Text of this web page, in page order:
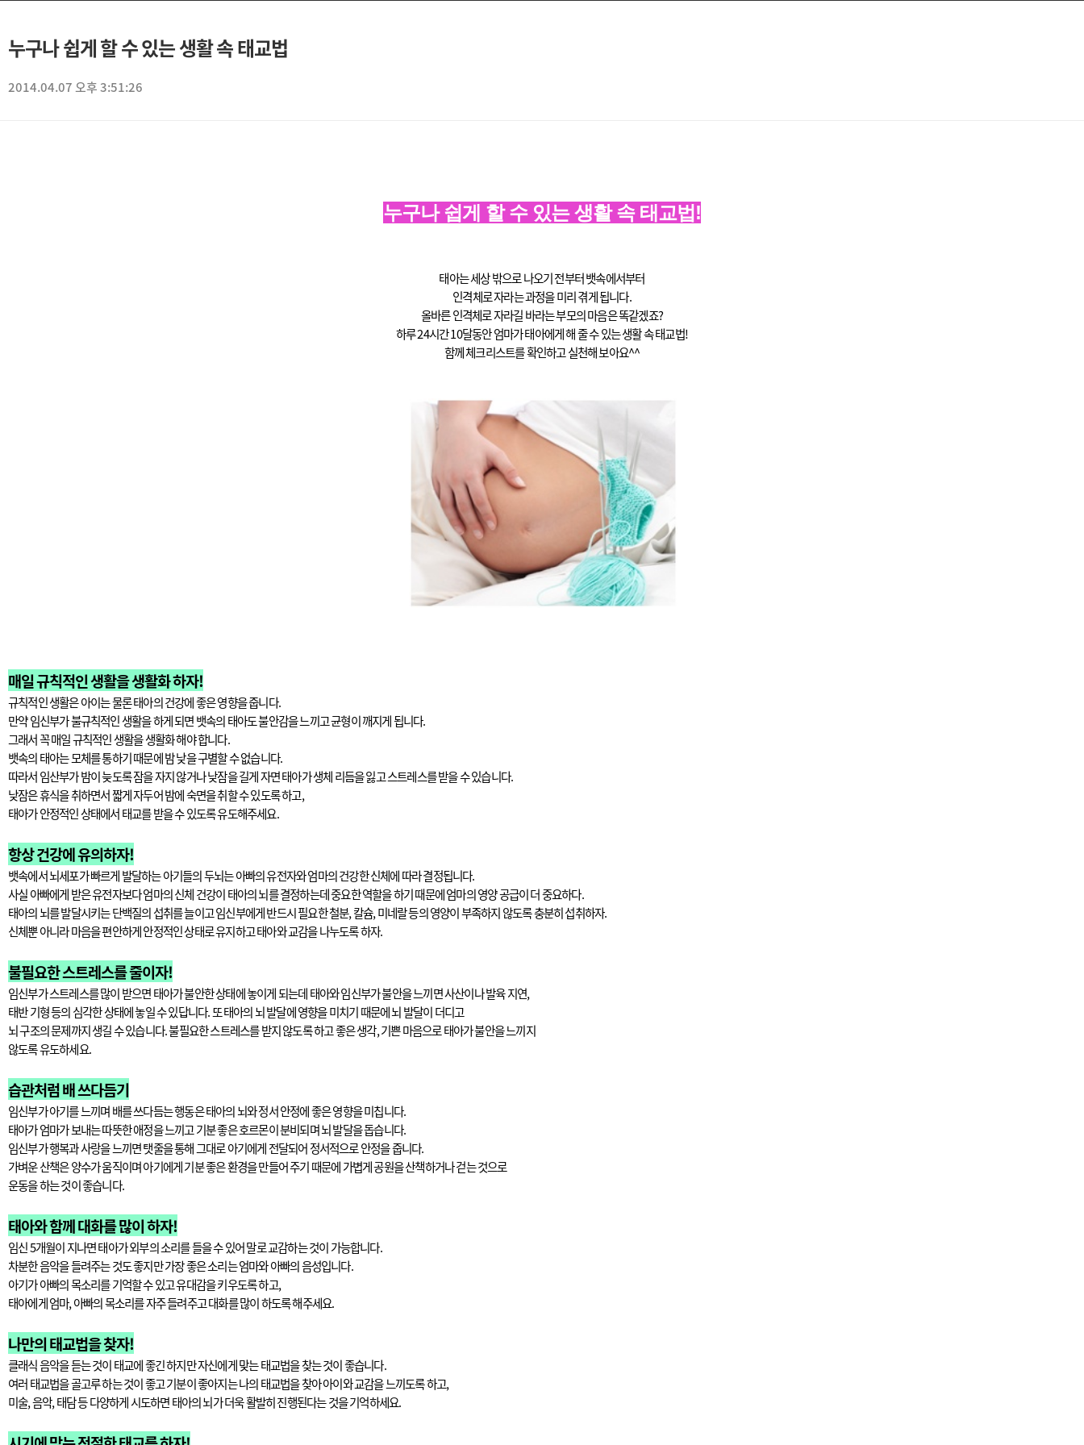
누구나 쉽게 할 수 있는 생활 속 태교법
2014.04.07 오후 3:51:26
누구나 쉽게 할 수 있는 생활 속 태교법!
태아는 세상 밖으로 나오기 전부터뱃속에서부터
인격체로 자라는 과정을 미리 겪게 됩니다.
올바른 인격체로 자라길 바라는 부모의 마음은 똑같겠죠?
하루 24시간 10달동안 엄마가 태아에게 해 줄 수 있는 생활 속 태교법!
함께 체크리스트를 확인하고 실천해 보아요^^
매일 규칙적인 생활을 생활화 하자!
규칙적인 생활은 아이는 물론 태아의 건강에 좋은 영향을 줍니다.
만약 임신부가 불규칙적인 생활을 하게 되면 뱃속의 태아도 불안감을 느끼고 균형이 깨지게 됩니다.
그래서 꼭 매일 규칙적인 생활을 생활화 해야 합니다.
뱃속의 태아는 모체를 통하기 때문에 밤 낮을 구별할 수 없습니다.
따라서 임산부가 밤이 늦도록 잠을 자지 않거나 낮잠을 길게 자면 태아가 생체 리듬을 잃고 스트레스를 받을 수 있습니다.
낮잠은 휴식을 취하면서 짧게 자두어 밤에 숙면을 취할 수 있도록 하고,
태아가 안정적인 상태에서 태교를 받을 수 있도록 유도해주세요.
항상 건강에 유의하자!
뱃속에서 뇌세포가 빠르게 발달하는 아기들의 두뇌는 아빠의 유전자와 엄마의 건강한 신체에 따라 결정됩니다.
사실 아빠에게 받은 유전자보다 엄마의 신체 건강이 태아의 뇌를 결정하는데 중요한 역할을 하기 때문에 엄마의 영양 공급이 더 중요하다.
태아의 뇌를 발달시키는 단백질의 섭취를 늘이고 임신부에게 반드시 필요한 철분, 칼슘, 미네랄 등의 영양이 부족하지 않도록 충분히 섭취하자.
신체뿐 아니라 마음을 편안하게 안정적인 상태로 유지하고 태아와 교감을 나누도록 하자.
불필요한 스트레스를 줄이자!
임신부가 스트레스를 많이 받으면 태아가 불안한 상태에 놓이게 되는데 태아와 임신부가 불안을 느끼면 사산이나 발육 지연,
태반 기형 등의 심각한 상태에 놓일 수 있답니다. 또 태아의 뇌 발달에 영향을 미치기 때문에 뇌 발달이 더디고
뇌 구조의 문제까지 생길 수 있습니다. 불필요한 스트레스를 받지 않도록 하고 좋은 생각, 기쁜 마음으로 태아가 불안을 느끼지
않도록 유도하세요.
습관처럼 배 쓰다듬기
임신부가 아기를 느끼며 배를 쓰다듬는 행동은 태아의 뇌와 정서 안정에 좋은 영향을 미칩니다.
태아가 엄마가 보내는 따뜻한 애정을 느끼고 기분 좋은 호르몬이 분비되며 뇌 발달을 돕습니다.
임신부가 행복과 사랑을 느끼면 탯줄을 통해 그대로 아기에게 전달되어 정서적으로 안정을 줍니다.
가벼운 산책은 양수가 움직이며 아기에게 기분 좋은 환경을 만들어 주기 때문에 가볍게 공원을 산책하거나 걷는 것으로
운동을 하는 것이 좋습니다.
태아와 함께 대화를 많이 하자!
임신 5개월이 지나면 태아가 외부의 소리를 들을 수 있어 말로 교감하는 것이 가능합니다.
차분한 음악을 들려주는 것도 좋지만 가장 좋은 소리는 엄마와 아빠의 음성입니다.
아기가 아빠의 목소리를 기억할 수 있고 유대감을 키우도록 하고,
태아에게 엄마, 아빠의 목소리를 자주 들려주고 대화를 많이 하도록 해주세요.
나만의 태교법을 찾자!
클래식 음악을 듣는 것이 태교에 좋긴 하지만 자신에게 맞는 태교법을 찾는 것이 좋습니다.
여러 태교법을 골고루 하는 것이 좋고 기분이 좋아지는 나의 태교법을 찾아 아이와 교감을 느끼도록 하고,
미술, 음악, 태담 등 다양하게 시도하면 태아의 뇌가 더욱 활발히 진행된다는 것을 기억하세요.